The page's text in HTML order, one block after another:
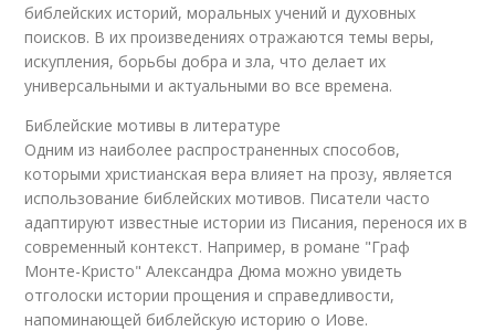
библейских историй, моральных учений и духовных
поисков. В их произведениях отражаются темы веры,
искупления, борьбы добра и зла, что делает их
универсальными и актуальными во все времена.
Библейские мотивы в литературе
Одним из наиболее распространенных способов,
которыми христианская вера влияет на прозу, является
использование библейских мотивов. Писатели часто
адаптируют известные истории из Писания, перенося их в
современный контекст. Например, в романе "Граф
Монте-Кристо" Александра Дюма можно увидеть
отголоски истории прощения и справедливости,
напоминающей библейскую историю о Иове.